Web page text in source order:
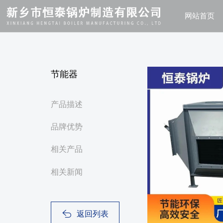
网站首页
节能器
产品描述
品牌优势
相关产品
相关新闻
返回列表